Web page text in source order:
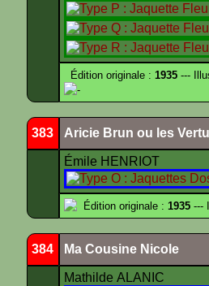
Édition originale :1935 ---
-
383 Aricie Brun ou les
Émile HENRIOT
Édition originale : 1935 ---
384 Ma Cousine Nicole
Mathilde ALANIC